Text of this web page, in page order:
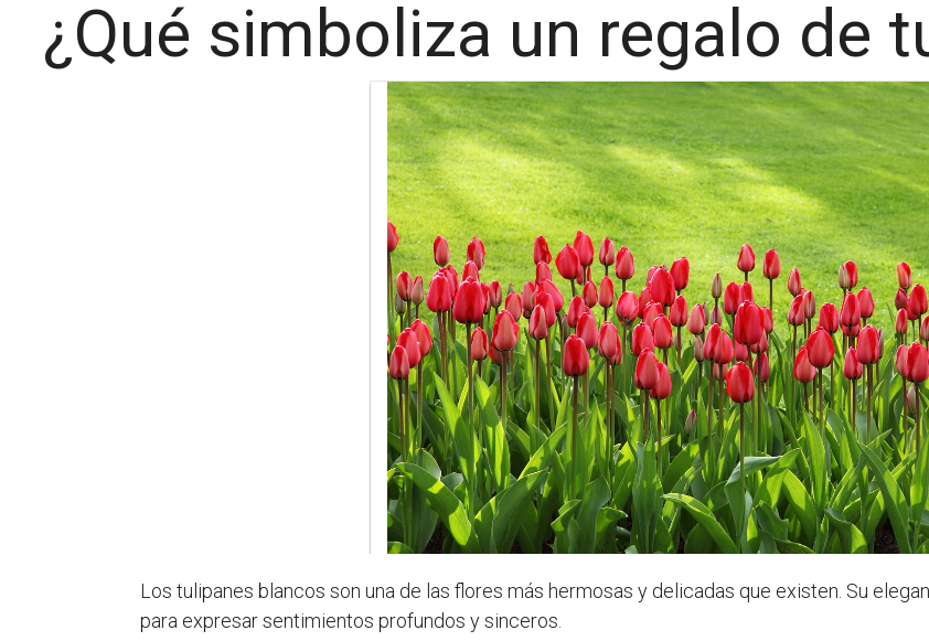
¿Qué simboliza un regalo de
Los tulipanes blancos son una de las flores más hermosas y delicadas que existen. Su
para expresar sentimientos profundos y sinceros.